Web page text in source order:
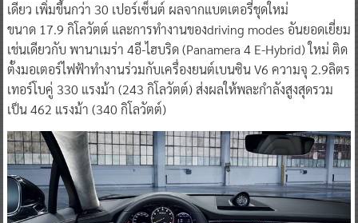
เดียว เพิ่มขึ้นกว่า 30 เปอร์เซ็นต์ ผลจากแบตเตอรี่ชุดใหม่
ขนาด 17.9 กิโลวัตต์ และการทำงานของdriving modes อันยอดเยี่ยม
เช่นเดียวกับ พานาเมร่า 4อี-ไฮบริด (Panamera 4 E-Hybrid) ใหม่ ติด
ตั้งมอเตอร์ไฟฟ้าทำงานร่วมกับเครื่องยนต์เบนซิน V6 ความจุ 2.9ลิตร
เทอร์โบคู่ 330 แรงม้า (243 กิโลวัตต์) ส่งผลให้พละกำลังสูงสุดรวม
เป็น 462 แรงม้า (340 กิโลวัตต์)